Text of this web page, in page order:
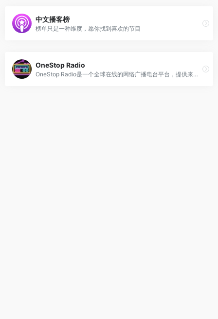
中文播客榜
榜单只是一种维度，愿你找到喜欢的节目
OneStop Radio
OneStop Radio是一个全球在线的网络广播电台平台，提供来自超过235个国家和地区的65,000多个网络广播电台的免费收听服务。